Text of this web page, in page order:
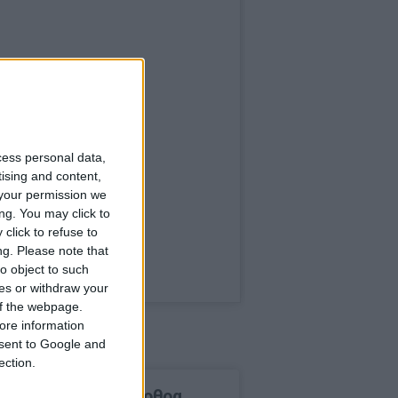
personal data,
and content,
permission we
You may click to
click to refuse to
Please note that
object to such
or withdraw your
webpage.
information
to Google and